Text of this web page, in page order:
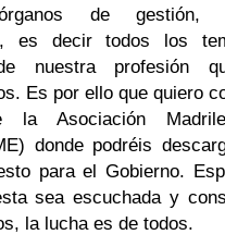
de gestión,
es decir todos los
nuestra profesión
Es por ello que quiero
la Asociación
donde podréis
para el Gobierno.
sea escuchada y
la lucha es de todos.